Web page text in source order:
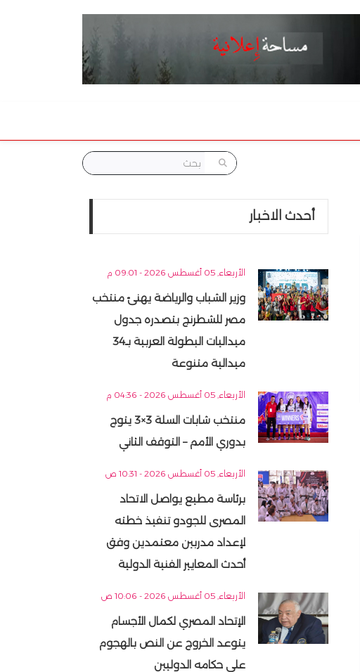
أحدث الاخبار
الأربعاء, 05 أغسطس 2026 - 09:01 م
وزير الشباب والرياضة يهنئ منتخب
مصر للشطرنج بتصدره جدول
ميداليات البطولة العربية بـ34
ميدالية متنوعة
الأربعاء, 05 أغسطس 2026 - 04:36 م
منتخب شابات السلة 3×3 يتوج
بدوري الأمم – التوقف الثاني
الأربعاء, 05 أغسطس 2026 - 10:31 ص
برئاسة مطيع يواصل الاتحاد
المصرى للجودو تنفيذ خطته
لإعداد مدربين معتمدين وفق
أحدث المعايير الفنية الدولية
الأربعاء, 05 أغسطس 2026 - 10:06 ص
الإتحاد المصري لكمال الأجسام
يتوعد الخروج عن النص بالهجوم
على حكامه الدوليين